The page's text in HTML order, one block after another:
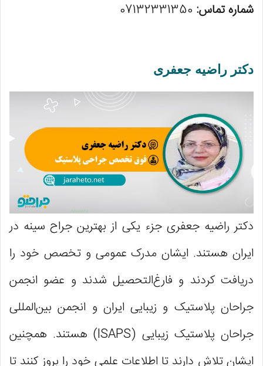
شماره تماس:
دکتر راضیه جعفری
دکتر راضیه جعفری جزء یکی از بهترین جراح سینه در
ایران هستند. ایشان مدرک عمومی و تخصص خود را
دریافت کردند و فارغ‌التحصیل شدند و عضو انجمن
جراحان پلاستیک و زیبایی ایران و انجمن بین‌المللی
جراحان پلاستیک زیبایی (ISAPS) هستند. همچنین
ایشان تلاش دارند تا اطلاعات علمی خود را بروز کنند تا